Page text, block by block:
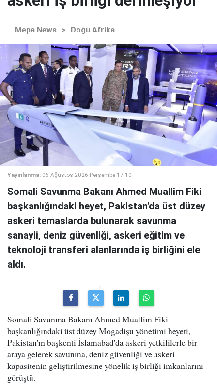
Mepa News > Doğu Afrika
Yayınlanma: 06 Ağustos 2026 Perşembe 17:10
Somali Savunma Bakanı Ahmed Muallim Fiki
başkanlığındaki heyet, Pakistan'da üst düzey
askeri temaslarda bulunarak savunma
sanayii, deniz güvenliği, askeri eğitim ve
teknoloji transferi alanlarında iş birliğini ele
aldı.
Somali Savunma Bakanı Ahmed Muallim Fiki
başkanlığındaki üst düzey Mogadişu yönetimi heyeti,
Pakistan'ın başkenti İslamabad'da askeri yetkililerle bir
araya gelerek savunma, deniz güvenliği ve askeri
kapasitenin geliştirilmesine yönelik iş birliği imkanlarını
görüştü.